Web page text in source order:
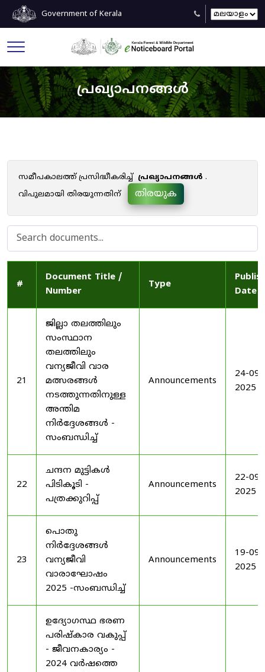
Government of Kerala
പ്രഖ്യാപനങ്ങൾ
സമീപകാലത്ത് പ്രസിദ്ധീകരിച്ച് പ്രഖ്യാപനങ്ങൾ .
വിപുലമായി തിരയുന്നതിന്
തിരയുക
#
Document Title /
Number
Type
Date
21
ജില്ലാ തലത്തിലും
സംസ്ഥാന
തലത്തിലും
വന്യജീവി വാര
മത്സരങ്ങൾ
നടത്തുന്നതിനുള്ള
അന്തിമ
നിർദ്ദേശങ്ങൾ -
സംബന്ധിച്ച്
Announcements
24-09-
2025
22
ചന്ദന മുട്ടികൾ
പിടികൂടി -
പത്രക്കുറിപ്പ്
Announcements
22-09-
2025
23
പൊതു
നിർദ്ദേശങ്ങൾ
വന്യജീവി
വാരാഘോഷം
2025 -സംബന്ധിച്ച്
Announcements
19-09-
2025
ഉദ്യോഗസ്ഥ ഭരണ
പരിഷ്കാര വകുപ്പ്
- ജീവനകാര്യം -
2024 വർഷത്തെ